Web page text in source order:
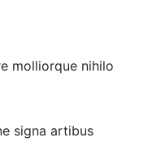
molliorque nihilo
signa artibus